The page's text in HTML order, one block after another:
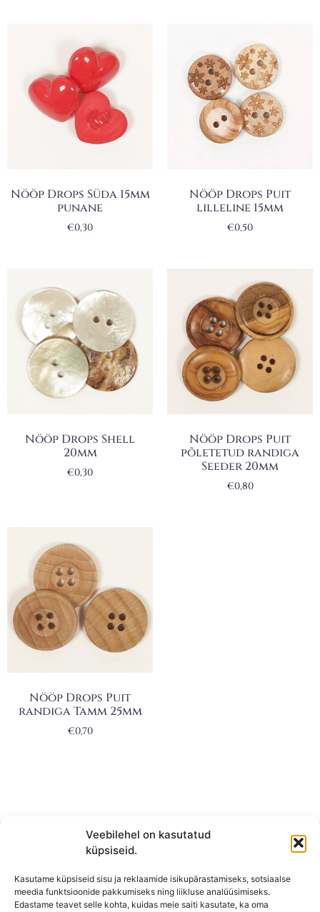
Veebilehel on kasutatud
küpsiseid.
Kasutame küpsiseid sisu ja reklaamide isikupärastamiseks, sotsiaalse
meedia funktsioonide pakkumiseks ning liikluse analüüsimiseks.
Edastame teavet selle kohta, kuidas meie saiti kasutate, ka oma
Nööp Drops Süda 15mm
punane
€0,30
Nööp Drops Puit
lilleline 15mm
€0,50
Nööp Drops Shell
20mm
€0,30
Nööp Drops Puit
põletetud randiga
Seeder 20mm
€0,80
Nööp Drops Puit
randiga Tamm 25mm
€0,70